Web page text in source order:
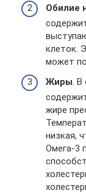
Обилие
клеток.
может
Жиры. В
жире
низкая,
Омега-3